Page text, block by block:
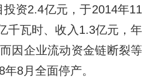
资2.4亿元，于2014年11
千瓦时、收入1.3亿元，年
因企业流动资金链断裂等
8月全面停产。